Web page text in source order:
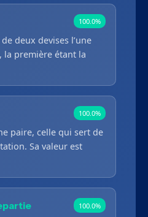
100.0%
deux devises l’une
la première étant la
100.0%
paire, celle qui sert de
Sa valeur est
100.0%